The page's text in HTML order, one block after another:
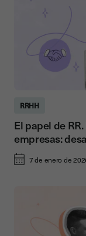
RRHH
El papel de
empresas:
7 de enero de